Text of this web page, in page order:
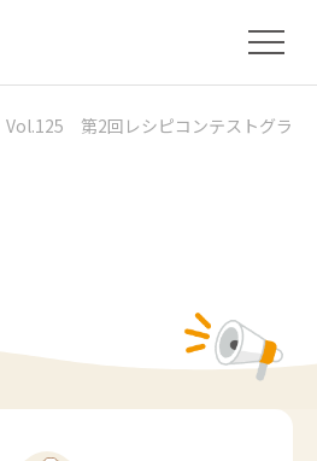
Vol.125 第2回レシピコンテストグラ